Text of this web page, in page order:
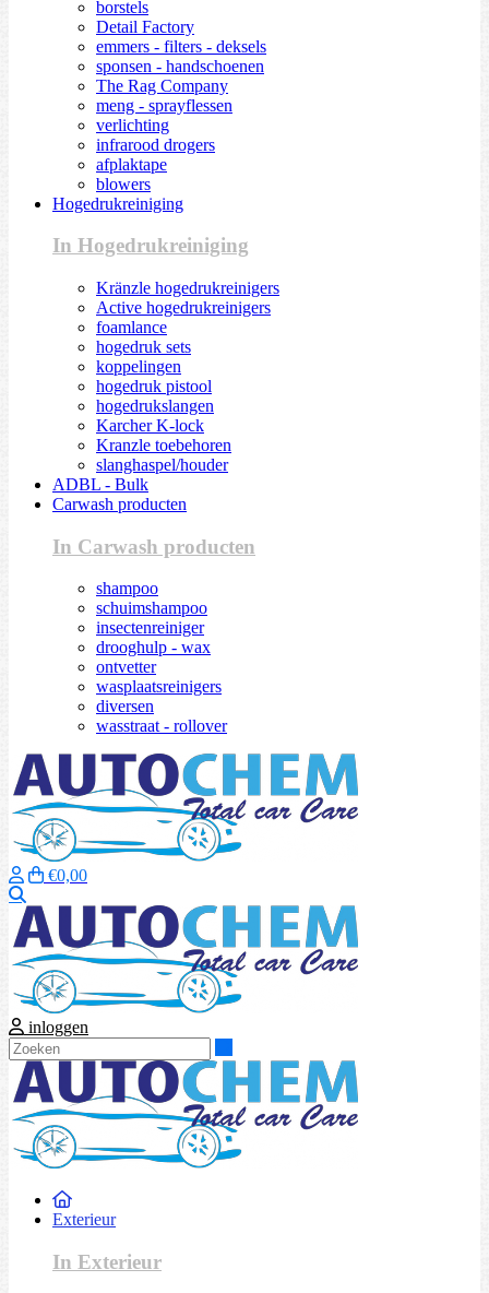
borstels
Detail Factory
emmers - filters - deksels
sponsen - handschoenen
The Rag Company
meng - sprayflessen
verlichting
infrarood drogers
afplaktape
blowers
Hogedrukreiniging
In Hogedrukreiniging
Kränzle hogedrukreinigers
Active hogedrukreinigers
foamlance
hogedruk sets
koppelingen
hogedruk pistool
hogedrukslangen
Karcher K-lock
Kranzle toebehoren
slanghaspel/houder
ADBL - Bulk
Carwash producten
In Carwash producten
shampoo
schuimshampoo
insectenreiniger
drooghulp - wax
ontvetter
wasplaatsreinigers
diversen
wasstraat - rollover
€0,00
inloggen
Exterieur
In Exterieur